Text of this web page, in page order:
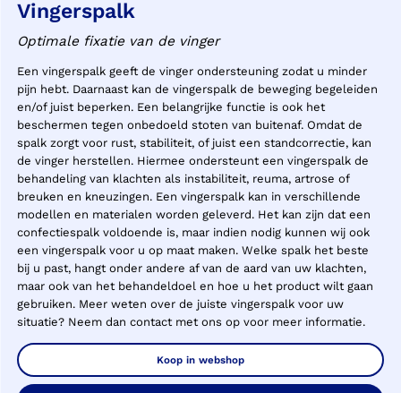
Vingerspalk
Optimale fixatie van de vinger
Een vingerspalk geeft de vinger ondersteuning zodat u minder
pijn hebt. Daarnaast kan de vingerspalk de beweging begeleiden
en/of juist beperken. Een belangrijke functie is ook het
beschermen tegen onbedoeld stoten van buitenaf. Omdat de
spalk zorgt voor rust, stabiliteit, of juist een standcorrectie, kan
de vinger herstellen. Hiermee ondersteunt een vingerspalk de
behandeling van klachten als instabiliteit, reuma, artrose of
breuken en kneuzingen. Een vingerspalk kan in verschillende
modellen en materialen worden geleverd. Het kan zijn dat een
confectiespalk voldoende is, maar indien nodig kunnen wij ook
een vingerspalk voor u op maat maken. Welke spalk het beste
bij u past, hangt onder andere af van de aard van uw klachten,
maar ook van het behandeldoel en hoe u het product wilt gaan
gebruiken. Meer weten over de juiste vingerspalk voor uw
situatie? Neem dan contact met ons op voor meer informatie.
Koop in webshop